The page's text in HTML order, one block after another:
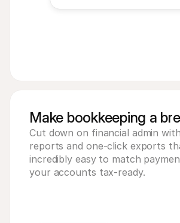
Make bookkeeping a
Cut down on financial admin
reports and one-click exports
incredibly easy to match
your accounts tax-ready.